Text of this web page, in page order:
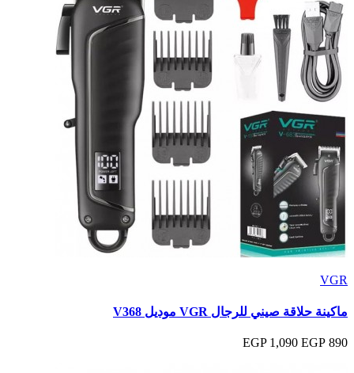
VGR
ماكينة حلاقة صيني للرجال VGR موديل V368
890 EGP
1,090 EGP